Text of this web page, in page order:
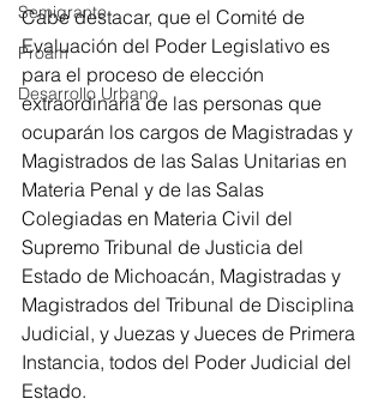
Semigrante
Proam
Desarrollo Urbano
Cabe destacar, que el Comité de
Evaluación del Poder Legislativo es
para el proceso de elección
extraordinaria de las personas que
ocuparán los cargos de Magistradas y
Magistrados de las Salas Unitarias en
Materia Penal y de las Salas
Colegiadas en Materia Civil del
Supremo Tribunal de Justicia del
Estado de Michoacán, Magistradas y
Magistrados del Tribunal de Disciplina
Judicial, y Juezas y Jueces de Primera
Instancia, todos del Poder Judicial del
Estado.